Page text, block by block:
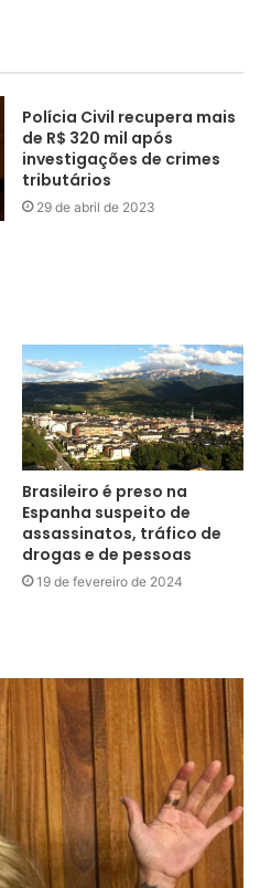
Polícia Civil recupera mais
de R$ 320 mil após
investigações de crimes
tributários
29 de abril de 2023
Brasileiro é preso na
Espanha suspeito de
assassinatos, tráfico de
drogas e de pessoas
19 de fevereiro de 2024